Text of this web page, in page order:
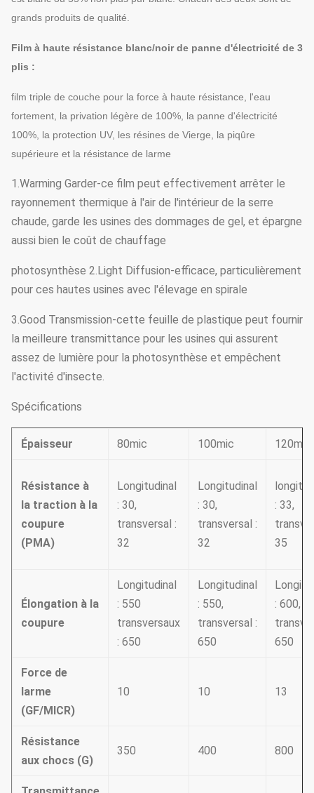
grands produits de qualité.
Film à haute résistance blanc/noir de panne d'électricité de 3
plis :
film triple de couche pour la force à haute résistance, l'eau
fortement, la privation légère de 100%, la panne d'électricité
100%, la protection UV, les résines de Vierge, la piqûre
supérieure et la résistance de larme
1.Warming Garder-ce film peut effectivement arrêter le
rayonnement thermique à l'air de l'intérieur de la serre
chaude, garde les usines des dommages de gel, et épargne
aussi bien le coût de chauffage
photosynthèse 2.Light Diffusion-efficace, particulièrement
pour ces hautes usines avec l'élevage en spirale
3.Good Transmission-cette feuille de plastique peut fournir
la meilleure transmittance pour les usines qui assurent
assez de lumière pour la photosynthèse et empêchent
l'activité d'insecte.
Spécifications
Épaisseur 80mic 100mic 120mic
Résistance à
la traction à la
coupure
(PMA)
Longitudinal
: 30,
transversal :
32
Longitudinal
: 30,
transversal :
32
: 33,
35
Élongation à la
coupure
Longitudinal
: 550
transversaux
: 650
Longitudinal
: 550,
transversal :
650
: 600,
650
Force de
larme
(GF/MICR)
10 10 13
Résistance
aux chocs (G)
350 400 800